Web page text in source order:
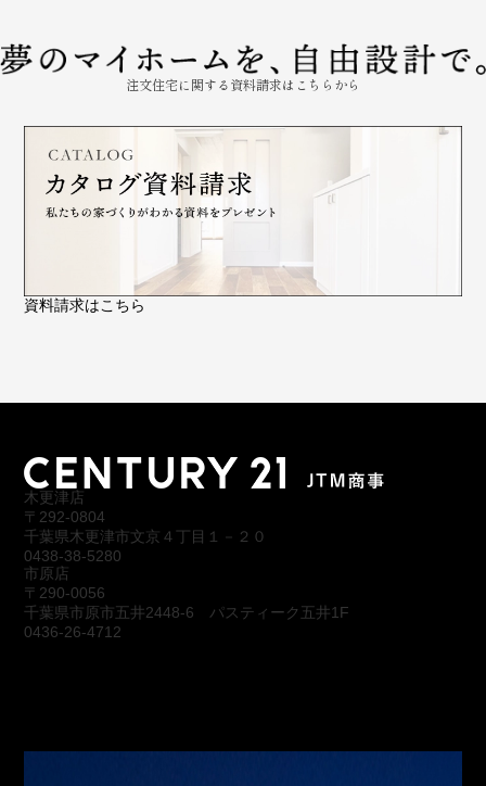
注文住宅に関する資料請求はこちらから
資料請求はこちら
木更津店
〒292-0804
千葉県木更津市文京４丁目１－２０
0438-38-5280
市原店
〒290-0056
千葉県市原市五井2448-6 パスティーク五井1F
0436-26-4712